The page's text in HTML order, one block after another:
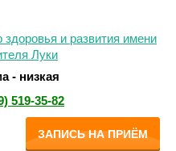
здоровья и развития имени
Луки
- низкая
519-35-82
ЗАПИСЬ НА ПРИЁМ